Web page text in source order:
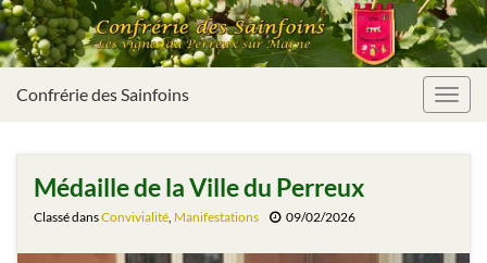
Confrérie des Sainfoins
Médaille de la Ville du Perreux
Classé dansConvivialité, Manifestations 09/02/2026